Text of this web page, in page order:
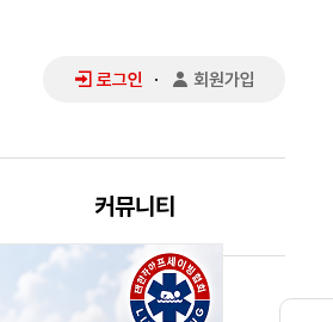
로그인 · 회원가입
커뮤니티